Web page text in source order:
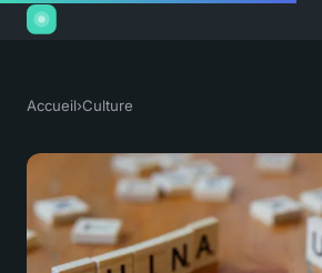
Accueil›Culture